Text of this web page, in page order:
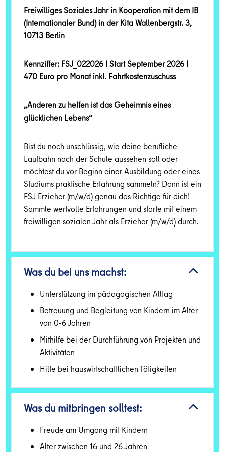
Freiwilliges Soziales Jahr in Kooperation mit dem IB
(Internationaler Bund) in der Kita Wallenbergstr. 3,
10713 Berlin
Kennziffer: FSJ_022026 I Start September 2026 I
470 Euro pro Monat inkl. Fahrtkostenzuschuss
„Anderen zu helfen ist das Geheimnis eines
glücklichen Lebens“
Bist du noch unschlüssig, wie deine berufliche
Laufbahn nach der Schule aussehen soll oder
möchtest du vor Beginn einer Ausbildung oder eines
Studiums praktische Erfahrung sammeln? Dann ist ein
FSJ Erzieher (m/w/d) genau das Richtige für dich!
Sammle wertvolle Erfahrungen und starte mit einem
freiwilligen sozialen Jahr als Erzieher (m/w/d) durch.
Was du bei uns machst:
Unterstützung im pädagogischen Alltag
Betreuung und Begleitung von Kindern im Alter
von 0-6 Jahren
Mithilfe bei der Durchführung von Projekten und
Aktivitäten
Hilfe bei hauswirtschaftlichen Tätigkeiten
Was du mitbringen solltest:
Freude am Umgang mit Kindern
Alter zwischen 16 und 26 Jahren